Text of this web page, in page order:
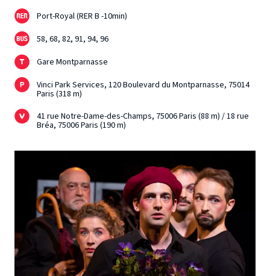
Port-Royal (RER B -10min)
58, 68, 82, 91, 94, 96
Gare Montparnasse
Vinci Park Services, 120 Boulevard du Montparnasse, 75014
Paris (318 m)
41 rue Notre-Dame-des-Champs, 75006 Paris (88 m) / 18 rue
Bréa, 75006 Paris (190 m)